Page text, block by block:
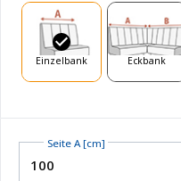
Einzelbank Eckbank
Seite A [cm]